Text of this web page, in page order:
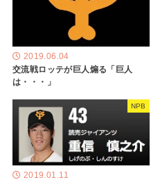
2019.06.04
交流戦ロッテが巨人煽る「巨人
は・・・」
NPB
2019.01.11